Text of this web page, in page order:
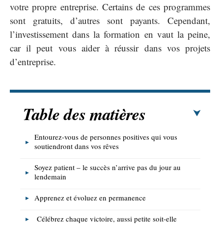
votre propre entreprise. Certains de ces programmes
sont gratuits, d’autres sont payants. Cependant,
l’investissement dans la formation en vaut la peine,
car il peut vous aider à réussir dans vos projets
d’entreprise.
Table des matières
Entourez-vous de personnes positives qui vous
soutiendront dans vos rêves
Soyez patient – le succès n’arrive pas du jour au
lendemain
Apprenez et évoluez en permanence
Célébrez chaque victoire, aussi petite soit-elle